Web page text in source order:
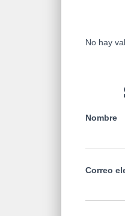
No hay
Nombre
Correo